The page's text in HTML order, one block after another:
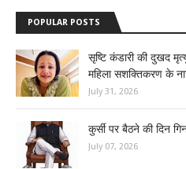
POPULAR POSTS
सृष्टि कंडारी की दुखद
महिला सशक्तिकरण के
July 31, 2026
कुर्सी पर बैठने की दिन
July 07, 2026